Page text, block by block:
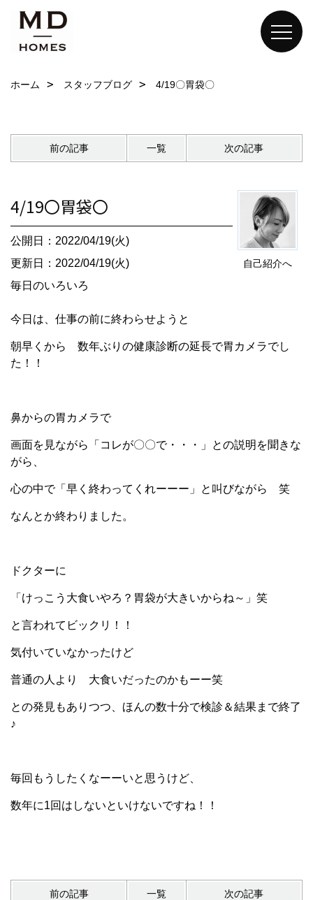
ホーム スタッフブログ 4/19〇胃袋〇
前の記事 一覧 次の記事
自己紹介へ
4/19〇胃袋〇
公開日：2022/04/19(火)
更新日：2022/04/19(火)
毎日のいろいろ
今日は、仕事の前に終わらせようと
朝早くから 数年ぶりの健康診断の延長で胃カメラでし
た！！
鼻からの胃カメラで
画面を見ながら「コレが〇〇で・・・」との説明を聞きな
がら、
心の中で「早く終わってくれーーー」と叫びながら 笑
なんとか終わりました。
ドクターに
「けっこう大食いやろ？胃袋が大きいからね～」笑
と言われてビックリ！！
気付いていなかったけど
普通の人より 大食いだったのかもーー笑
との発見もありつつ、ほんの数十分で検診＆結果まで終了
♪
毎回もうしたくなーーいと思うけど、
数年に1回はしないといけないですね！！
前の記事 一覧 次の記事